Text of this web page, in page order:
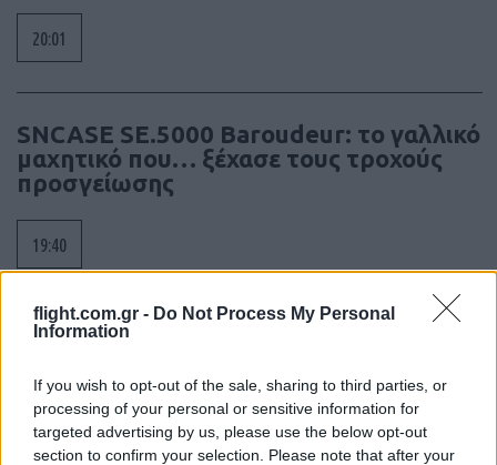
flight.com.gr - Do Not Process My Personal
Information
If you wish to opt-out of the sale, sharing to third parties, or
processing of your personal or sensitive information for
targeted advertising by us, please use the below opt-out
section to confirm your selection. Please note that after your
20:01
SNCASE SE.5000 Baroudeur: το γαλλικό
μαχητικό που… ξέχασε τους τροχούς
προσγείωσης
19:40
Litening: Η Αμερικανική Αεροπορία
διαδεδομένα ατρακτίδια στοχοποίησης
19:20